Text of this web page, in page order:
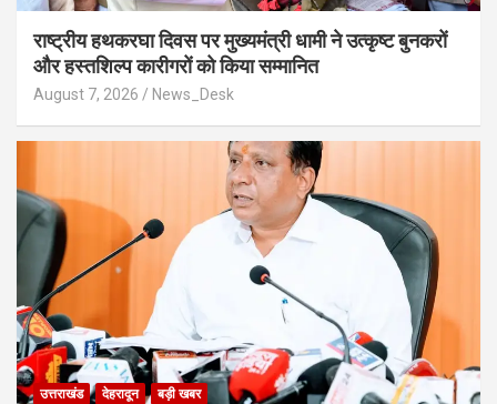
राष्ट्रीय हथकरघा दिवस पर मुख्यमंत्री धामी ने उत्कृष्ट बुनकरों
और हस्तशिल्प कारीगरों को किया सम्मानित
August 7, 2026 News_Desk
उत्तराखंड देहरादून बड़ी खबर